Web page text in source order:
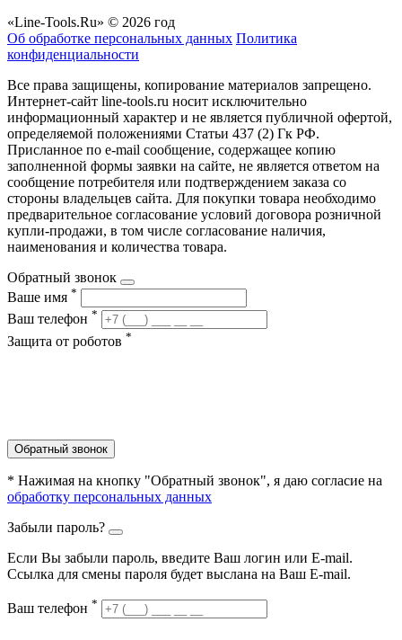
«Line-Tools.Ru» © 2026 год
Об обработке персональных данных Политика
конфиденциальности
Все права защищены, копирование материалов запрещено.
Интернет-сайт line-tools.ru носит исключительно
информационный характер и не является публичной офертой,
определяемой положениями Статьи 437 (2) Гк РФ.
Присланное по e-mail сообщение, содержащее копию
заполненной формы заявки на сайте, не является ответом на
сообщение потребителя или подтверждением заказа со
стороны владельцев сайта. Для покупки товара необходимо
предварительное согласование условий договора розничной
купли-продажи, в том числе согласование наличия,
наименования и количества товара.
Обратный звонок
Ваше имя *
Ваш телефон *
Защита от роботов *
Обратный звонок
* Нажимая на кнопку "Обратный звонок", я даю согласие на
обработку персональных данных
Забыли пароль?
Если Вы забыли пароль, введите Ваш логин или Е-mail.
Ссылка для смены пароля будет выслана на Ваш E-mail.
Ваш телефон *